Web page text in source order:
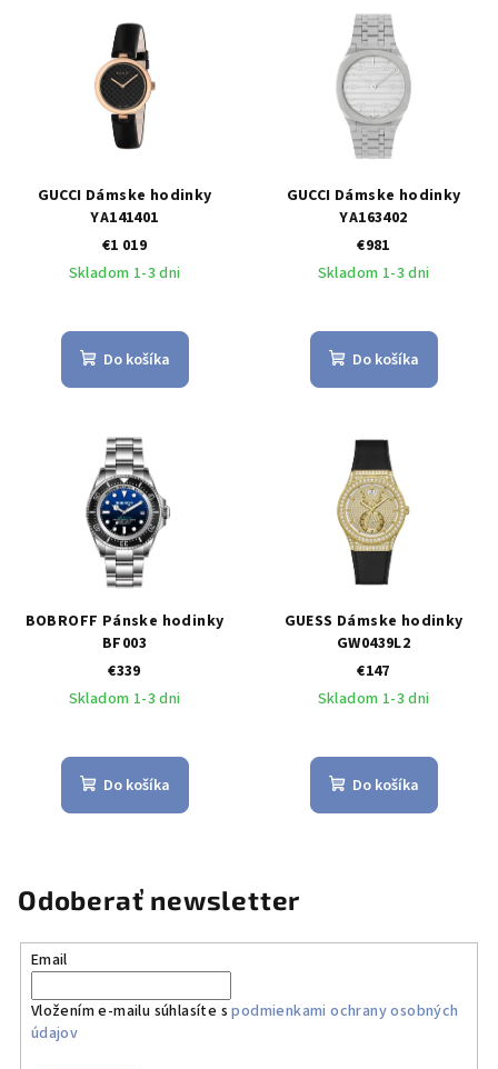
GUCCI Dámske hodinky
YA141401
€1 019
Skladom 1-3 dni
Do košíka
GUCCI Dámske hodinky
YA163402
€981
Skladom 1-3 dni
Do košíka
BOBROFF Pánske hodinky
BF003
€339
Skladom 1-3 dni
Do košíka
GUESS Dámske hodinky
GW0439L2
€147
Skladom 1-3 dni
Do košíka
Odoberať newsletter
Email
Vložením e-mailu súhlasíte spodmienkami ochrany osobných
údajov